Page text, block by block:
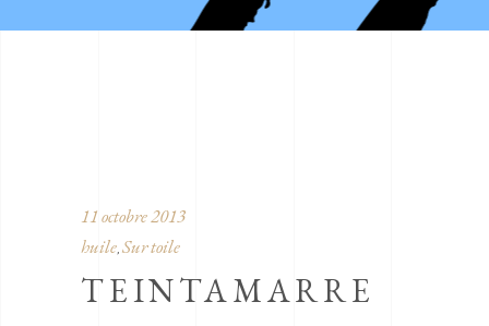
11 octobre 2013
huile, Sur toile
TEINTAMARRE